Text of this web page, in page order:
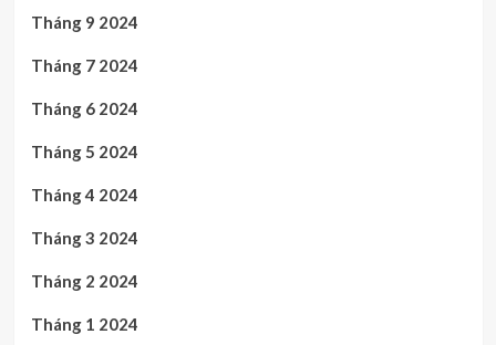
Tháng 9 2024
Tháng 7 2024
Tháng 6 2024
Tháng 5 2024
Tháng 4 2024
Tháng 3 2024
Tháng 2 2024
Tháng 1 2024